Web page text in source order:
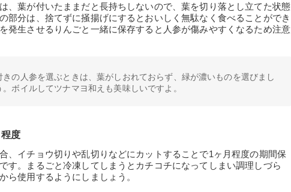
、葉が付いたままだと長持ちしないので、葉を切り落とし立てた状態
部分は、捨てずに掻揚げにするとおいしく無駄なく食べることができ
発生させるりんごと一緒に保存すると人参が傷みやすくなるため注意
きの人参を選ぶときは、葉がしおれておらず、緑が濃いものを選びまし
。ボイルしてツナマヨ和えも美味しいですよ。
度
、イチョウ切りや乱切りなどにカットすることで1ヶ月程度の期間保
す。まるごと冷凍してしまうとカチコチになってしまい調理しづら
ら使用するようにしましょう。